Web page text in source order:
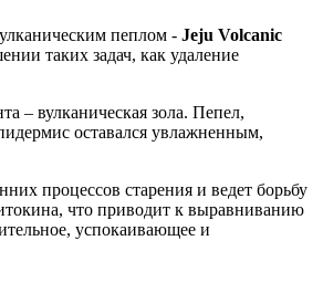
пеплом - Jeju Volcanic
таких задач, как удаление
– вулканическая зола. Пепел,
оставался увлажненным,
процессов старения и ведет борьбу
что приводит к выравниванию
успокаивающее и